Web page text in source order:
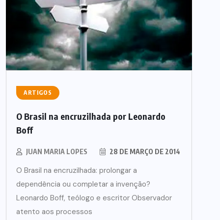
ARTIGOS
O Brasil na encruzilhada por Leonardo
Boff
JUAN MARIA LOPES 28 DE MARÇO DE 2014
O Brasil na encruzilhada: prolongar a
dependência ou completar a invenção?
Leonardo Boff, teólogo e escritor Observador
atento aos processos